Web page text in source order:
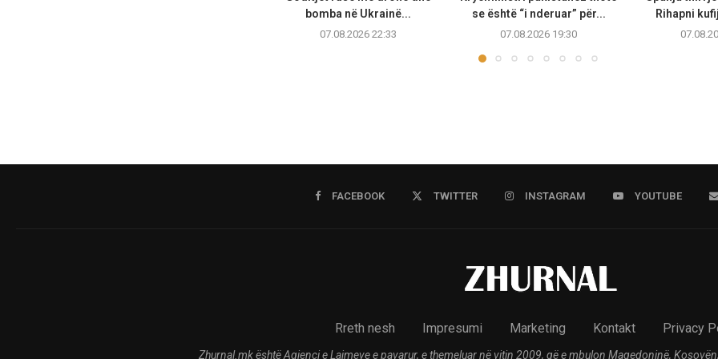
bomba në Ukrainë...
07.08.2026 22:33
se është “i nderuar” për...
07.08.2026 19:30
Rihapni
FACEBOOK TWITTER INSTAGRAM YOUTUBE
Rreth nesh Impresumi Marketing Kontakt Privacy
Zhurnal.mk është Agjenci e Lajmeve e pavarur, e themeluar në vitin 2009, që e mbulon Maqedoninë,